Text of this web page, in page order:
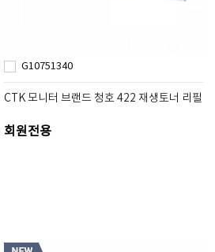
G10751340
CTK 모니터 브랜드 청호 422 재생토너 리필
회원전용